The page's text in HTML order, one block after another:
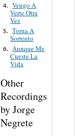
4. Vengo A
Verte Otra
Vez
5. Torna A
Sorrento
6. Aunque Me
Cueste La
Vida
Other
Recordings
by Jorge
Negrete